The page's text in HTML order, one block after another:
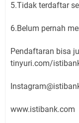
5.Tidak terdaftar
6.Belum pernah
Pendaftaran bisa
tinyuri.com/
www.istibank.com